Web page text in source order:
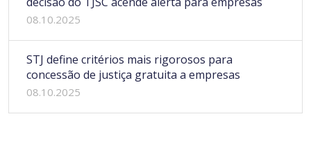
08.10.2025
STJ define critérios mais rigorosos para
concessão de justiça gratuita a empresas
08.10.2025